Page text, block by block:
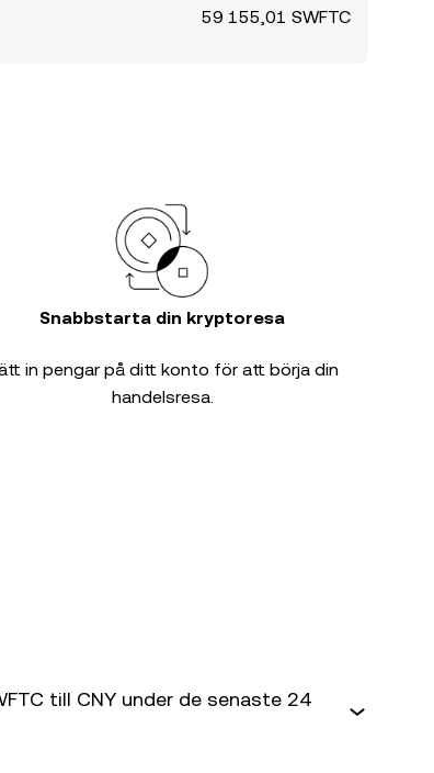
59 155,01 SWFTC
Snabbstarta din kryptoresa
in pengar på ditt konto för att börja din
handelsresa.
till CNY under de senaste 24